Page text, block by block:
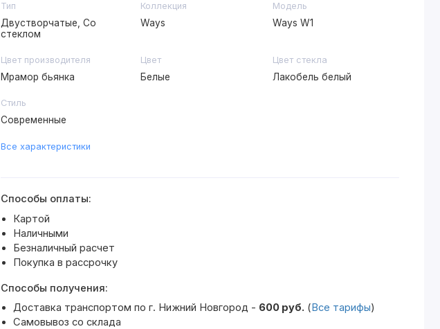
Тип
Двустворчатые, Со
стеклом
Коллекция
Ways
Модель
Ways W1
Цвет производителя
Мрамор бьянка
Цвет
Белые
Цвет стекла
Лакобель белый
Стиль
Современные
Все характеристики
Способы оплаты:
Картой
Наличными
Безналичный расчет
Покупка в рассрочку
Способы получения:
Доставка транспортом по г. Нижний Новгород - 600 руб. (Все тарифы)
Самовывоз со склада